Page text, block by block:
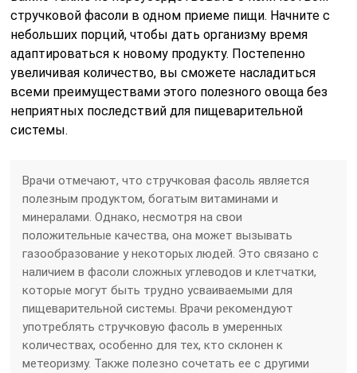
стручковой фасоли в одном приеме пищи. Начните с
небольших порций, чтобы дать организму время
адаптироваться к новому продукту. Постепенно
увеличивая количество, вы сможете насладиться
всеми преимуществами этого полезного овоща без
неприятных последствий для пищеварительной
системы.
Врачи отмечают, что стручковая фасоль является
полезным продуктом, богатым витаминами и
минералами. Однако, несмотря на свои
положительные качества, она может вызывать
газообразование у некоторых людей. Это связано с
наличием в фасоли сложных углеводов и клетчатки,
которые могут быть трудно усваиваемыми для
пищеварительной системы. Врачи рекомендуют
употреблять стручковую фасоль в умеренных
количествах, особенно для тех, кто склонен к
метеоризму. Также полезно сочетать ее с другими